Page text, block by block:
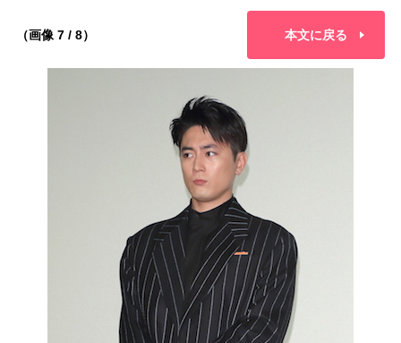
（画像 7 / 8） 本文に戻る